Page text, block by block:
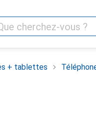
+ tablettes